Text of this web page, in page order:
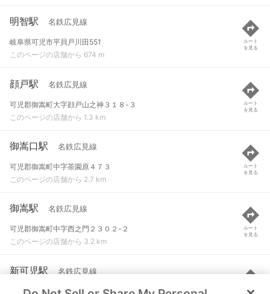
明智駅 名鉄広見線
岐阜県可児市平貝戸川田551
このページの店舗から 674 m
ルート
を見る
顔戸駅 名鉄広見線
可児郡御嵩町大字顔戸山之神３１８-３
このページの店舗から 1.3 km
ルート
を見る
御嵩口駅 名鉄広見線
可児郡御嵩町中字茶園原４７３
このページの店舗から 2.7 km
ルート
を見る
御嵩駅 名鉄広見線
可児郡御嵩町中字西之門２３０２-２
このページの店舗から 3.2 km
ルート
を見る
新可児駅 名鉄広見線
可児市下恵土字前田１２２５-１
ルート